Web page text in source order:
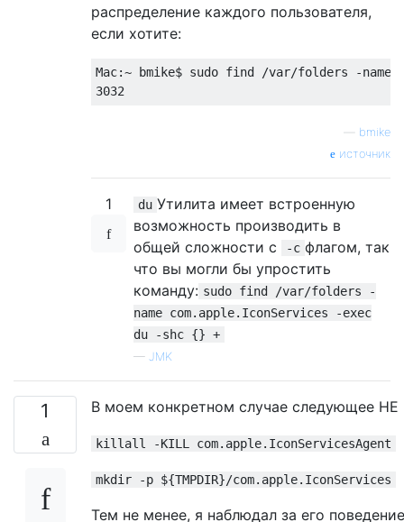
распределение каждого пользователя,
если хотите:
Mac:~ bmike$ sudo find /var/folders -
bmike
источник
1 du Утилита имеет встроенную
возможность производить в
общей сложности с
-c флагом, так
что вы могли бы упростить
команду: sudo find /var/folders -
name com.apple.IconServices -exec
du -shc {} +
— JMK
1 В моем конкретном случае следующее НЕ
killall -KILL com.apple.IconServicesAgent
mkdir -p ${TMPDIR}/com.apple.IconServices
Тем не менее, я наблюдал за его